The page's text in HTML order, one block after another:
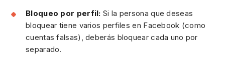
Bloqueo por perfil: Si la persona que deseas
bloquear tiene varios perfiles en Facebook (como
cuentas falsas), deberás bloquear cada uno por
separado.